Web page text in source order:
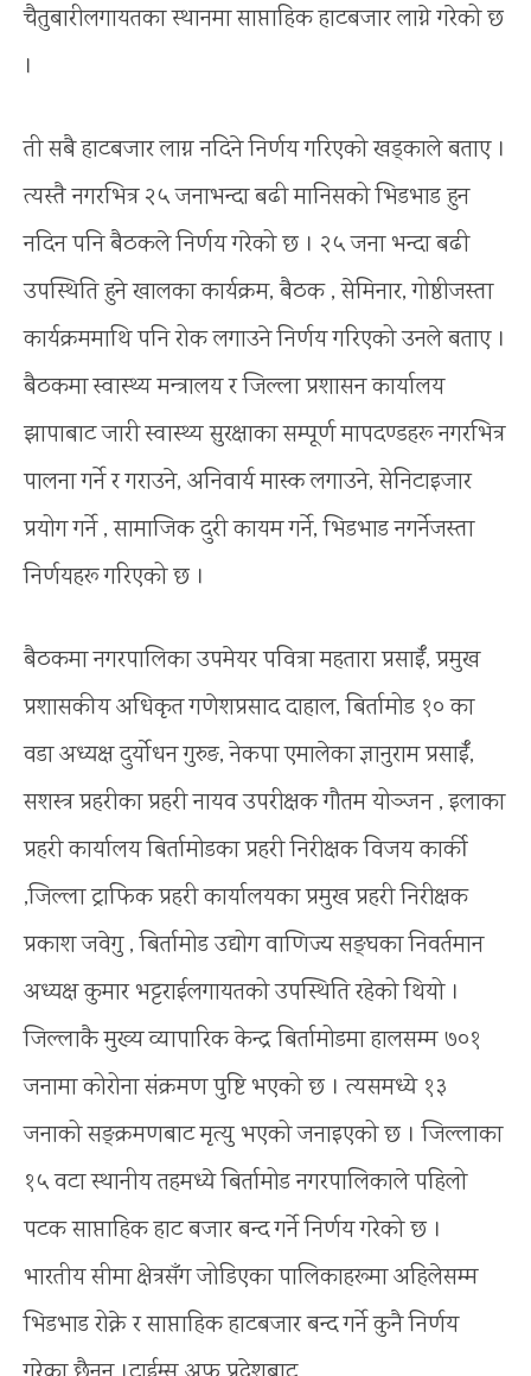
चैतुबारीलगायतका स्थानमा साप्ताहिक हाटबजार लाग्ने गरेको छ
।
ती सबै हाटबजार लाग्न नदिने निर्णय गरिएको खड्काले बताए ।
त्यस्तै नगरभित्र २५ जनाभन्दा बढी मानिसको भिडभाड हुन
नदिन पनि बैठकले निर्णय गरेको छ । २५ जना भन्दा बढी
उपस्थिति हुने खालका कार्यक्रम, बैठक , सेमिनार, गोष्ठीजस्ता
कार्यक्रममाथि पनि रोक लगाउने निर्णय गरिएको उनले बताए ।
बैठकमा स्वास्थ्य मन्त्रालय र जिल्ला प्रशासन कार्यालय
झापाबाट जारी स्वास्थ्य सुरक्षाका सम्पूर्ण मापदण्डहरू नगरभित्र
पालना गर्ने र गराउने, अनिवार्य मास्क लगाउने, सेनिटाइजार
प्रयोग गर्ने , सामाजिक दुरी कायम गर्ने, भिडभाड नगर्नेजस्ता
निर्णयहरू गरिएको छ ।
बैठकमा नगरपालिका उपमेयर पवित्रा महतारा प्रसाईँ, प्रमुख
प्रशासकीय अधिकृत गणेशप्रसाद दाहाल, बिर्तामोड १० का
वडा अध्यक्ष दुर्योधन गुरुङ, नेकपा एमालेका ज्ञानुराम प्रसाईँ,
सशस्त्र प्रहरीका प्रहरी नायव उपरीक्षक गौतम योञ्जन , इलाका
प्रहरी कार्यालय बिर्तामोडका प्रहरी निरीक्षक विजय कार्की
,जिल्ला ट्राफिक प्रहरी कार्यालयका प्रमुख प्रहरी निरीक्षक
प्रकाश जवेगु , बिर्तामोड उद्योग वाणिज्य सङ्घका निवर्तमान
अध्यक्ष कुमार भट्टराईलगायतको उपस्थिति रहेको थियो ।
जिल्लाकै मुख्य व्यापारिक केन्द्र बिर्तामोडमा हालसम्म ७०१
जनामा कोरोना संक्रमण पुष्टि भएको छ । त्यसमध्ये १३
जनाको सङ्क्रमणबाट मृत्यु भएको जनाइएको छ । जिल्लाका
१५ वटा स्थानीय तहमध्ये बिर्तामोड नगरपालिकाले पहिलो
पटक साप्ताहिक हाट बजार बन्द गर्ने निर्णय गरेको छ ।
भारतीय सीमा क्षेत्रसँग जोडिएका पालिकाहरूमा अहिलेसम्म
भिडभाड रोक्ने र साप्ताहिक हाटबजार बन्द गर्ने कुनै निर्णय